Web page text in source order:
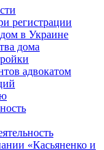
регистрации
в Украине
дома
адвокатом
«Касьяненко и